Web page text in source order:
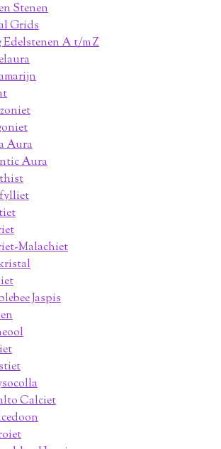
Stenen
Grids
A t/m Z
Aura
Aura
Malachiet
Jaspis
Calciet